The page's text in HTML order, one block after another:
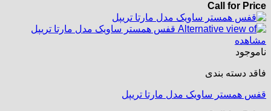
Call for Price
مشاهده
ناموجود
فاقد دسته بندی
قفس همستر ساویک مدل مارتا تریپل